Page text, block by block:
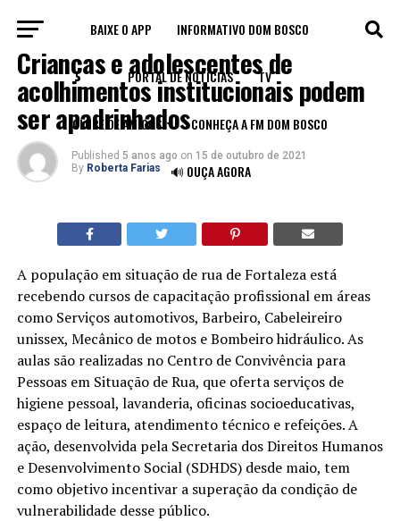
BAIXE O APP INFORMATIVO DOM BOSCO
PORTAL DE NOTÍCIAS TV
CLUBE DE AMIGOS CONHEÇA A FM DOM BOSCO
🔊 OUÇA AGORA
LEGADO
Crianças e adolescentes de
acolhimentos institucionais podem
ser apadrinhados
Published 5 anos ago on 15 de outubro de 2021
By Roberta Farias
A população em situação de rua de Fortaleza está
recebendo cursos de capacitação profissional em áreas
como Serviços automotivos, Barbeiro, Cabeleireiro
unissex, Mecânico de motos e Bombeiro hidráulico. As
aulas são realizadas no Centro de Convivência para
Pessoas em Situação de Rua, que oferta serviços de
higiene pessoal, lavanderia, oficinas socioeducativas,
espaço de leitura, atendimento técnico e refeições. A
ação, desenvolvida pela Secretaria dos Direitos Humanos
e Desenvolvimento Social (SDHDS) desde maio, tem
como objetivo incentivar a superação da condição de
vulnerabilidade desse público.